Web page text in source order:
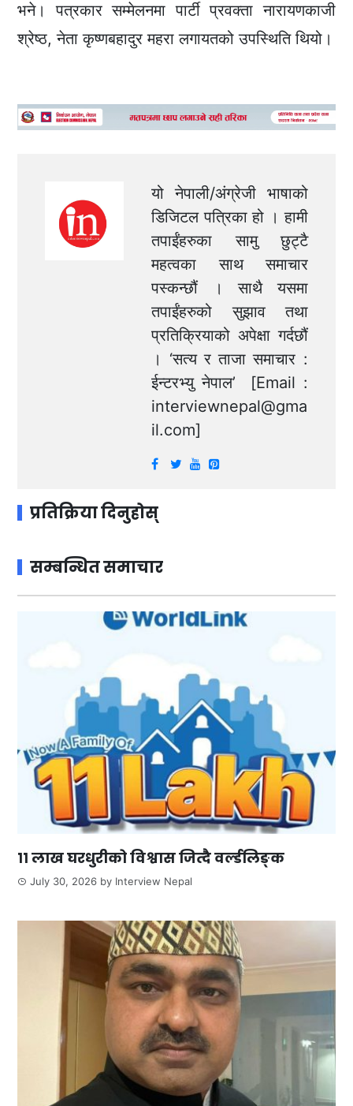
भने। पत्रकार सम्मेलनमा पार्टी प्रवक्ता नारायणकाजी
श्रेष्ठ, नेता कृष्णबहादुर महरा लगायतको उपस्थिति थियो।
यो नेपाली/अंग्रेजी भाषाको
डिजिटल पत्रिका हो । हामी
तपाईंहरुका सामु छुट्टै
महत्वका साथ समाचार
पस्कन्छौं । साथै यसमा
तपाईंहरुको सुझाव तथा
प्रतिक्रियाको अपेक्षा गर्दछौं
। ‘सत्य र ताजा समाचार :
ईन्टरभ्यु नेपाल’ [Email :
interviewnepal@gma
il.com]
प्रतिक्रिया दिनुहोस्
सम्बन्धित समाचार
११ लाख घरधुरीको विश्वास जित्दै वर्ल्डलिङ्क
July 30, 2026 by Interview Nepal